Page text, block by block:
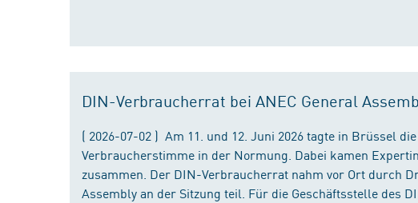
DIN-Verbraucherrat bei ANEC General
( 2026-07-02 ) Am 11. und 12. Juni 2026 tagte in Brüssel
Verbraucherstimme in der Normung. Dabei kamen
zusammen. Der DIN-Verbraucherrat nahm vor Ort durch
Assembly an der Sitzung teil. Für die Geschäftsstelle des